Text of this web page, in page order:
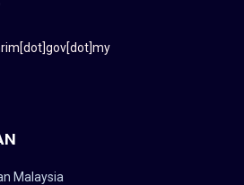
Malaysia